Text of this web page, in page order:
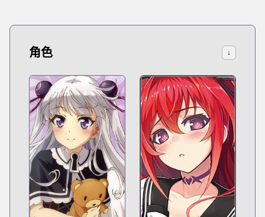
角色 ↓